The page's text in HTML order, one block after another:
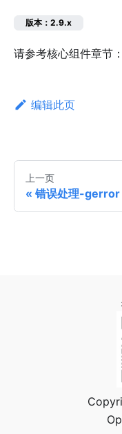
版本：2.9.x
请参考核心组件章节：
编辑此页
上一页
错误处理-gerror